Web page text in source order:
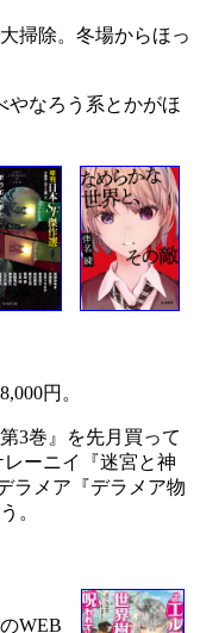
掃除。冬場からほっ
なろう系とかがほ
円。
3巻』を先月買って
ーニイ『迷宮と神
ラメア『デラメア物
。
WEB